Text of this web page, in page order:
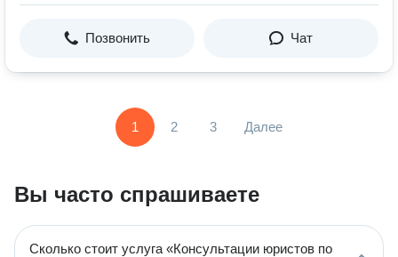
Позвонить Чат
1 2 3 Далее
Вы часто спрашиваете
Сколько стоит услуга «Консультации юристов по